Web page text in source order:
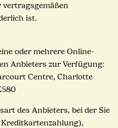
ist.
oder mehrere Online-
Anbieters zur Verfügung:
Centre, Charlotte
des Anbieters, bei der Sie